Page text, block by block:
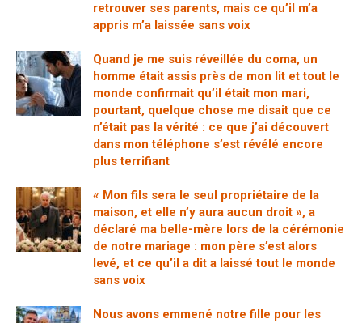
retrouver ses parents, mais ce qu’il m’a
appris m’a laissée sans voix
Quand je me suis réveillée du coma, un
homme était assis près de mon lit et tout le
monde confirmait qu’il était mon mari,
pourtant, quelque chose me disait que ce
n’était pas la vérité : ce que j’ai découvert
dans mon téléphone s’est révélé encore
plus terrifiant
« Mon fils sera le seul propriétaire de la
maison, et elle n’y aura aucun droit », a
déclaré ma belle-mère lors de la cérémonie
de notre mariage : mon père s’est alors
levé, et ce qu’il a dit a laissé tout le monde
sans voix
Nous avons emmené notre fille pour les